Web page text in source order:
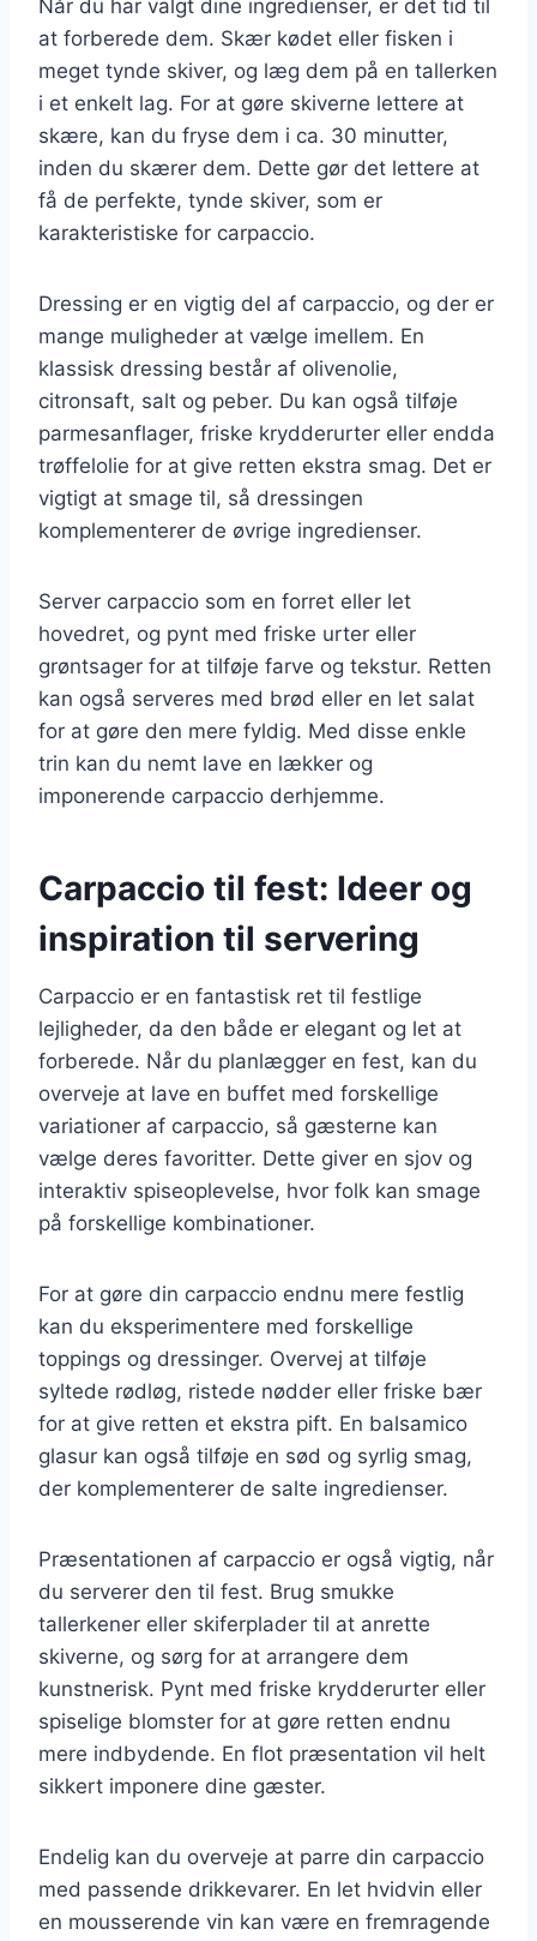
Når du har valgt dine ingredienser, er det tid til
at forberede dem. Skær kødet eller fisken i
meget tynde skiver, og læg dem på en tallerken
i et enkelt lag. For at gøre skiverne lettere at
skære, kan du fryse dem i ca. 30 minutter,
inden du skærer dem. Dette gør det lettere at
få de perfekte, tynde skiver, som er
karakteristiske for carpaccio.
Dressing er en vigtig del af carpaccio, og der er
mange muligheder at vælge imellem. En
klassisk dressing består af olivenolie,
citronsaft, salt og peber. Du kan også tilføje
parmesanflager, friske krydderurter eller endda
trøffelolie for at give retten ekstra smag. Det er
vigtigt at smage til, så dressingen
komplementerer de øvrige ingredienser.
Server carpaccio som en forret eller let
hovedret, og pynt med friske urter eller
grøntsager for at tilføje farve og tekstur. Retten
kan også serveres med brød eller en let salat
for at gøre den mere fyldig. Med disse enkle
trin kan du nemt lave en lækker og
imponerende carpaccio derhjemme.
Carpaccio til fest: Ideer og
inspiration til servering
Carpaccio er en fantastisk ret til festlige
lejligheder, da den både er elegant og let at
forberede. Når du planlægger en fest, kan du
overveje at lave en buffet med forskellige
variationer af carpaccio, så gæsterne kan
vælge deres favoritter. Dette giver en sjov og
interaktiv spiseoplevelse, hvor folk kan smage
på forskellige kombinationer.
For at gøre din carpaccio endnu mere festlig
kan du eksperimentere med forskellige
toppings og dressinger. Overvej at tilføje
syltede rødløg, ristede nødder eller friske bær
for at give retten et ekstra pift. En balsamico
glasur kan også tilføje en sød og syrlig smag,
der komplementerer de salte ingredienser.
Præsentationen af carpaccio er også vigtig, når
du serverer den til fest. Brug smukke
tallerkener eller skiferplader til at anrette
skiverne, og sørg for at arrangere dem
kunstnerisk. Pynt med friske krydderurter eller
spiselige blomster for at gøre retten endnu
mere indbydende. En flot præsentation vil helt
sikkert imponere dine gæster.
Endelig kan du overveje at parre din carpaccio
med passende drikkevarer. En let hvidvin eller
en mousserende vin kan være en fremragende